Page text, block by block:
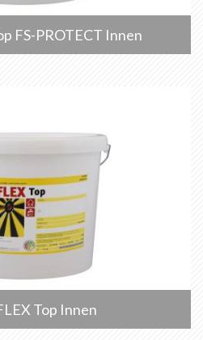
FS-PROTECT Innen
Top Innen